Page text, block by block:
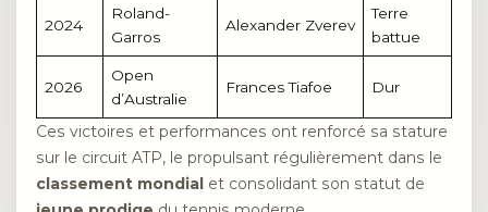
2024
Roland-
Garros
Alexander Zverev
Terre
battue
2026
Open
d’Australie
Frances Tiafoe Dur
Ces victoires et performances ont renforcé sa stature
sur le circuit ATP, le propulsant régulièrement dans le
classement mondial et consolidant son statut de